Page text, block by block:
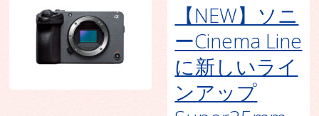
【NEW】ソニ
ーCinema Line
に新しいライ
ンアップ